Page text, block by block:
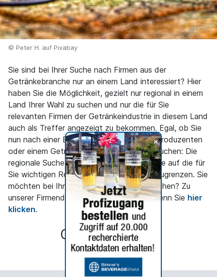
+
© Peter H. auf Pixabay
Sie sind bei Ihrer Suche nach Firmen aus der
Getränkebranche nur an einem Land interessiert? Hier
haben Sie die Möglichkeit, gezielt nur regional in einem
Land Ihrer Wahl zu suchen und nur die für Sie
relevanten Firmen der Getränkeindustrie in diesem Land
auch als Treffer angezeigt zu bekommen. Egal, ob Sie
nun nach einer Brauerei, einem Fruchtsaftproduzenten
oder einem Getränkemaschinenhersteller suchen: Die
regionale Suche ermöglicht Ihnen, die Suche auf die für
Sie wichtigen Regionen entsprechend einzugrenzen. Sie
möchten bei Ihrer Suche mehr ins Detail gehen? Zu
unserer Firmendetailsuche gelangen Sie, wenn Sie hier
klicken.
Orte in Libanon